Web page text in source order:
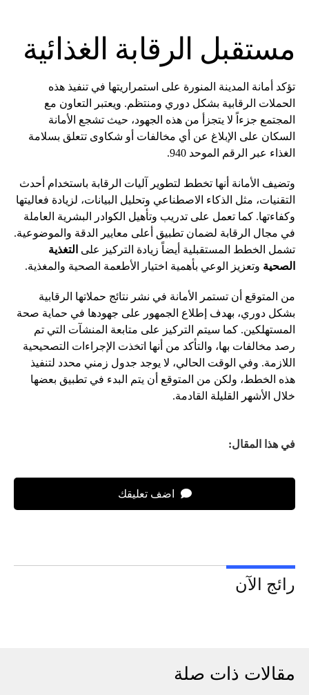
مستقبل الرقابة الغذائية
تؤكد أمانة المدينة المنورة على استمراريتها في تنفيذ هذه
الحملات الرقابية بشكل دوري ومنتظم. ويعتبر التعاون مع
المجتمع جزءاً لا يتجزأ من هذه الجهود، حيث تشجع الأمانة
السكان على الإبلاغ عن أي مخالفات أو شكاوى تتعلق بسلامة
الغذاء عبر الرقم الموحد 940.
وتضيف الأمانة أنها تخطط لتطوير آليات الرقابة باستخدام أحدث
التقنيات، مثل الذكاء الاصطناعي وتحليل البيانات، لزيادة فعاليتها
وكفاءتها. كما تعمل على تدريب وتأهيل الكوادر البشرية العاملة
في مجال الرقابة لضمان تطبيق أعلى معايير الدقة والموضوعية.
تشمل الخطط المستقبلية أيضاً زيادة التركيز على التغذية
الصحية وتعزيز الوعي بأهمية اختيار الأطعمة الصحية والمغذية.
من المتوقع أن تستمر الأمانة في نشر نتائج حملاتها الرقابية
بشكل دوري، بهدف إطلاع الجمهور على جهودها في حماية صحة
المستهلكين. كما سيتم التركيز على متابعة المنشآت التي تم
رصد مخالفات بها، والتأكد من أنها اتخذت الإجراءات التصحيحية
اللازمة. وفي الوقت الحالي، لا يوجد جدول زمني محدد لتنفيذ
هذه الخطط، ولكن من المتوقع أن يتم البدء في تطبيق بعضها
خلال الأشهر القليلة القادمة.
في هذا المقال:
اضف تعليقك
رائج الآن
مقالات ذات صلة